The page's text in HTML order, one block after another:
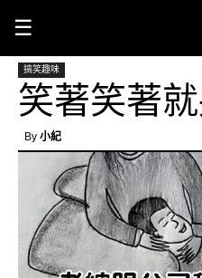
☰
搞笑趣味
笑著笑著
By 小紀